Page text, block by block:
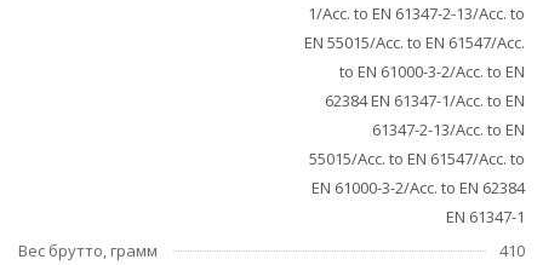
1/Acc. to EN 61347-2-13/Acc. to
EN 55015/Acc. to EN 61547/Acc.
to EN 61000-3-2/Acc. to EN
62384 EN 61347-1/Acc. to EN
61347-2-13/Acc. to EN
55015/Acc. to EN 61547/Acc. to
EN 61000-3-2/Acc. to EN 62384
EN 61347-1
Вес брутто, грамм
410